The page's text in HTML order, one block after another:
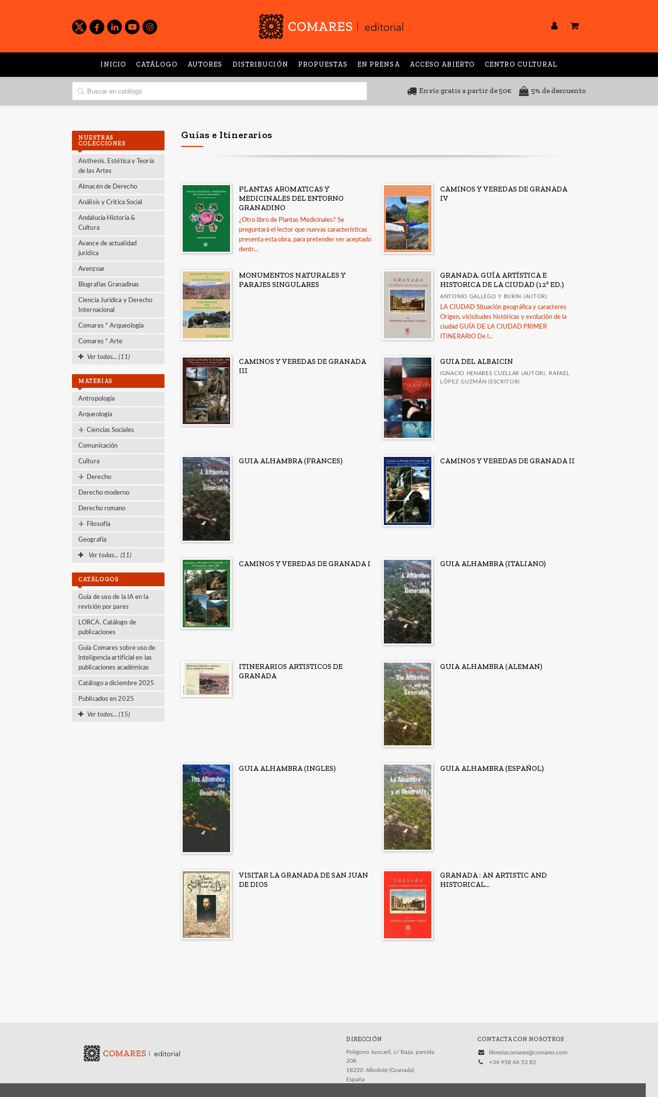
INICIO CATÁLOGO AUTORES DISTRIBUCIÓN PROPUESTAS EN PRENSA ACCESO ABIERTO CENTRO CULTURAL
Envío gratis a partir de 50€ 5% de descuento
NUESTRAS
COLECCIONES
Aisthesis. Estética y Teoría
de las Artes
Almacén de Derecho
Análisis y Crítica Social
Andalucía Historia &
Cultura
Avance de actualidad
jurídica
Avenzoar
Biografías Granadinas
Ciencia Jurídica y Derecho
Internacional
Comares * Arqueología
Comares * Arte
Ver todas... (11)
MATERIAS
Antropología
Arqueología
+ Ciencias Sociales
Comunicación
Cultura
+ Derecho
Derecho moderno
Derecho romano
+ Filosofía
Geografía
Ver todas... (11)
CATÁLOGOS
Guía de uso de la IA en la
revisión por pares
LORCA. Catálogo de
publicaciones
Guía Comares sobre uso de
inteligencia artificial en las
publicaciones académicas
Catálogo a diciembre 2025
Publicados en 2025
Ver todos... (15)
Guías e Itinerarios
PLANTAS AROMATICAS Y
MEDICINALES DEL ENTORNO
GRANADINO
¿Otro libro de Plantas Medicinales? Se
preguntará el lector que nuevas características
presenta esta obra, para pretender ser aceptado
dentr...
CAMINOS Y VEREDAS DE GRANADA
IV
MONUMENTOS NATURALES Y
PARAJES SINGULARES
GRANADA. GUÍA ARTÍSTICA E
HISTORICA DE LA CIUDAD (12ª ED.)
ANTONIO GALLEGO Y BURIN (AUTOR)
LA CIUDAD Situación geográfica y caracteres
Origen, vicisitudes históricas y evolución de la
ciudad GUÍA DE LA CIUDAD PRIMER
ITINERARIO De l...
CAMINOS Y VEREDAS DE GRANADA
III
GUIA DEL ALBAICIN
IGNACIO HENARES CUELLAR (AUTOR), RAFAEL
LÓPEZ GUZMÁN (ESCRITOR)
GUIA ALHAMBRA (FRANCES) CAMINOS Y VEREDAS DE GRANADA II
CAMINOS Y VEREDAS DE GRANADA I GUIA ALHAMBRA (ITALIANO)
ITINERARIOS ARTISTICOS DE
GRANADA
GUIA ALHAMBRA (ALEMAN)
GUIA ALHAMBRA (INGLES) GUIA ALHAMBRA (ESPAÑOL)
VISITAR LA GRANADA DE SAN JUAN
DE DIOS
GRANADA : AN ARTISTIC AND
HISTORICAL...
DIRECCIÓN
Polígono Juncaril, c/ Baza, parcela
208
18220 Albolote (Granada)
España
CONTACTA CON NOSOTROS
libreriacomares@comares.com
+34 958 46 53 82